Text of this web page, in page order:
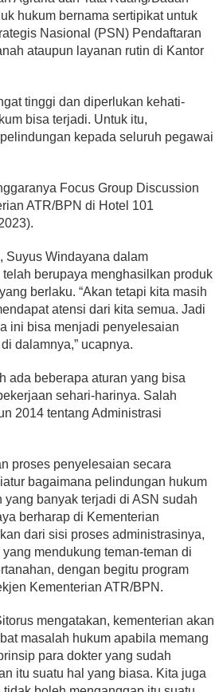
hukum bernama sertipikat untuk
Nasional (PSN) Pendaftaran
ataupun layanan rutin di Kantor
tinggi dan diperlukan kehati-
bisa terjadi. Untuk itu,
kepada seluruh pegawai
Focus Group Discussion
ATR/BPN di Hotel 101
Suyus Windayana dalam
berupaya menghasilkan produk
berlaku. “Akan tetapi kita masih
atensi dari kita semua. Jadi
ini bisa menjadi penyelesaian
dalamnya,” ucapnya.
ada beberapa aturan yang bisa
sehari-harinya. Salah
2014 tentang Administrasi
proses penyelesaian secara
bagaimana pelindungan hukum
banyak terjadi di ASN sudah
berharap di Kementerian
dari sisi proses administrasinya,
mendukung teman-teman di
dengan begitu program
Kementerian ATR/BPN.
mengatakan, kementerian akan
masalah hukum apabila memang
para dokter yang sudah
itu suatu hal yang biasa. Kita juga